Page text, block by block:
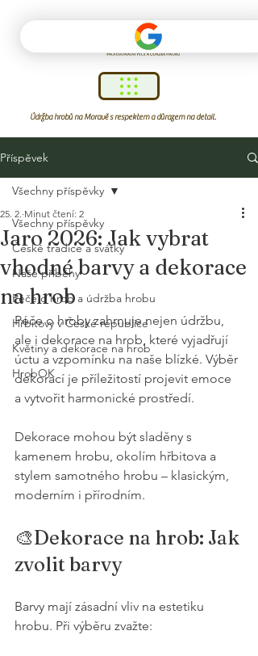
Údržba hrobů na Moravě s respektem a důrazem na detail.
Příspěvek
Všechny příspěvky
České tradice a svátky
Naše příběhy
Péče o hrob a údržba hrobu
Hřbitovy v České republice
Květiny a dekorace na hrob
HrobOK
Všechny příspěvky
Jaro 2026: Jak vybrat
vhodné barvy a dekorace
na hrob
25. 2. Minut čtení: 2
Péče o hroby zahrnuje nejen údržbu,
ale i dekorace na hrob, které vyjadřují
úctu a vzpomínku na naše blízké. Výběr
dekorací je příležitostí projevit emoce
a vytvořit harmonické prostředí.
Dekorace mohou být sladěny s
kamenem hrobu, okolím hřbitova a
stylem samotného hrobu – klasickým,
moderním i přírodním.
🎨Dekorace na hrob: Jak
zvolit barvy
Barvy mají zásadní vliv na estetiku
hrobu. Při výběru zvažte: